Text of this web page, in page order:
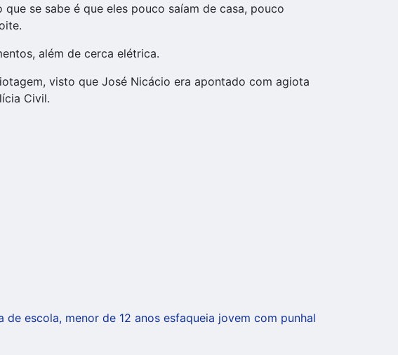
se sabe é que eles pouco saíam de casa, pouco
além de cerca elétrica.
visto que José Nicácio era apontado com agiota
Civil.
escola, menor de 12 anos esfaqueia jovem com punhal